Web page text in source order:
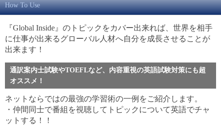
How To Use
『Global Inside』のトピックをカバー出来れば、世界を相手
に仕事が出来るグローバル人材へ自分を成長させることが
出来ます！
通訳案内士試験やTOEFLなど、内容重視の英語試験対策にも超
オススメ！
ネットならではの最強の学習術の一例をご紹介します。
・仲間同士で番組を視聴してトピックについて英語でチャ
ットする！！